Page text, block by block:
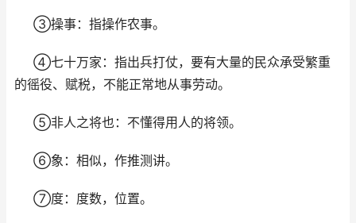
③操事：指操作农事。
④七十万家：指出兵打仗，要有大量的民众承受繁重
的徭役、赋税，不能正常地从事劳动。
⑤非人之将也：不懂得用人的将领。
⑥象：相似，作推测讲。
⑦度：度数，位置。